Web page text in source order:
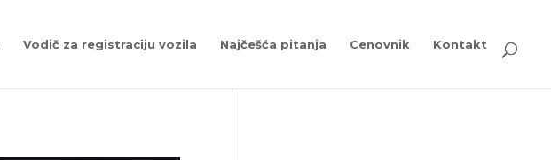
Vodič za registraciju vozila Najčešća pitanja Cenovnik Kontakt